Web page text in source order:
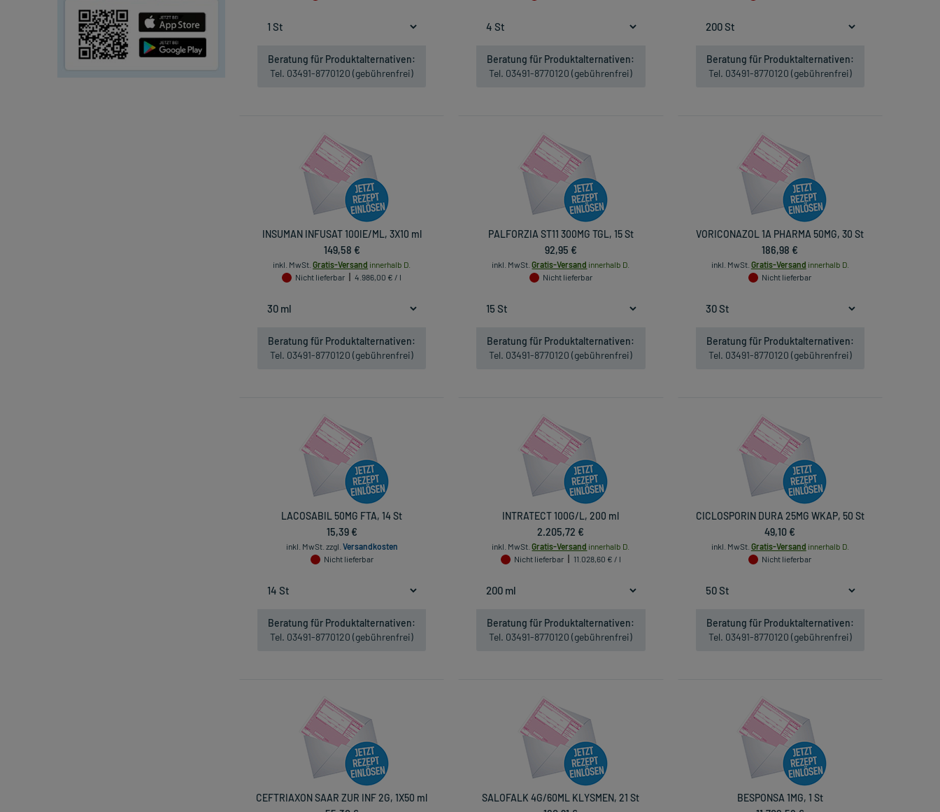
Beratung für Produktalternativen:
Tel. 03491-8770120 (gebührenfrei)
Beratung für Produktalternativen:
Tel. 03491-8770120 (gebührenfrei)
Beratung für Produktalternativen:
Tel. 03491-8770120 (gebührenfrei)
INSUMAN INFUSAT 100IE/ML, 3X10 ml
149,58 €
inkl. MwSt. Gratis-Versand innerhalb D.
Nicht lieferbar
4.986,00 € / l
Beratung für Produktalternativen:
Tel. 03491-8770120 (gebührenfrei)
PALFORZIA ST11 300MG TGL, 15 St
92,95 €
inkl. MwSt. Gratis-Versand innerhalb D.
Nicht lieferbar
Beratung für Produktalternativen:
Tel. 03491-8770120 (gebührenfrei)
VORICONAZOL 1A PHARMA 50MG, 30 St
186,98 €
inkl. MwSt. Gratis-Versand innerhalb D.
Nicht lieferbar
Beratung für Produktalternativen:
Tel. 03491-8770120 (gebührenfrei)
LACOSABIL 50MG FTA, 14 St
15,39 €
inkl. MwSt. zzgl. Versandkosten
Nicht lieferbar
Beratung für Produktalternativen:
Tel. 03491-8770120 (gebührenfrei)
INTRATECT 100G/L, 200 ml
2.205,72 €
inkl. MwSt. Gratis-Versand innerhalb D.
Nicht lieferbar
11.028,60 € / l
Beratung für Produktalternativen:
Tel. 03491-8770120 (gebührenfrei)
CICLOSPORIN DURA 25MG WKAP, 50 St
49,10 €
inkl. MwSt. Gratis-Versand innerhalb D.
Nicht lieferbar
Beratung für Produktalternativen:
Tel. 03491-8770120 (gebührenfrei)
CEFTRIAXON SAAR ZUR INF 2G, 1X50 ml SALOFALK 4G/60ML KLYSMEN, 21 St BESPONSA 1MG, 1 St